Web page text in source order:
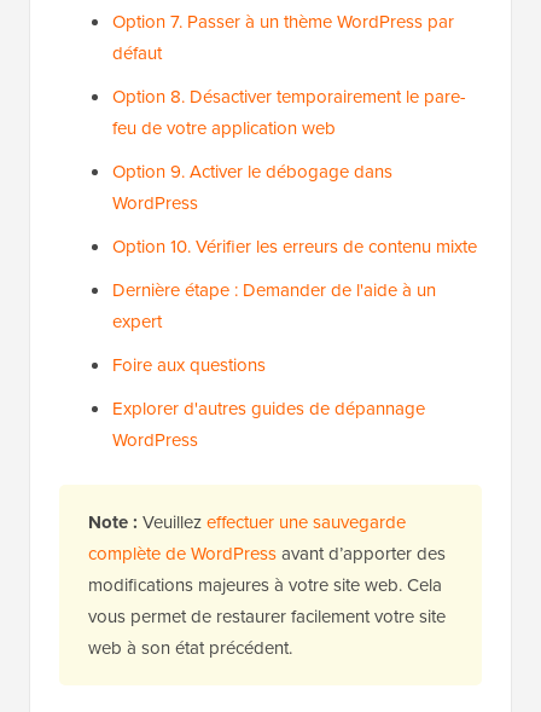
Option 7. Passer à un thème WordPress par
défaut
Option 8. Désactiver temporairement le pare-
feu de votre application web
Option 9. Activer le débogage dans
WordPress
Option 10. Vérifier les erreurs de contenu mixte
Dernière étape : Demander de l'aide à un
expert
Foire aux questions
Explorer d'autres guides de dépannage
WordPress
Note : Veuillezeffectuer une sauvegarde
complète de WordPressavant d’apporter des
modifications majeures à votre site web. Cela
vous permet de restaurer facilement votre site
web à son état précédent.